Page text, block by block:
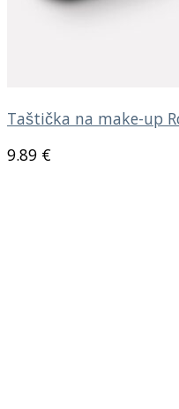
Taštička na make-up
9.89 €